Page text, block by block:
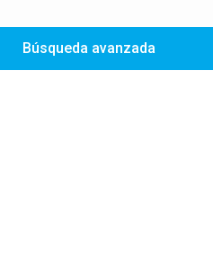
Búsqueda avanzada